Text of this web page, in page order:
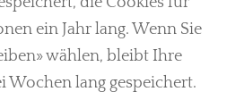
ein Jahr lang. Wenn Sie
wählen, bleibt Ihre
Wochen lang gespeichert.